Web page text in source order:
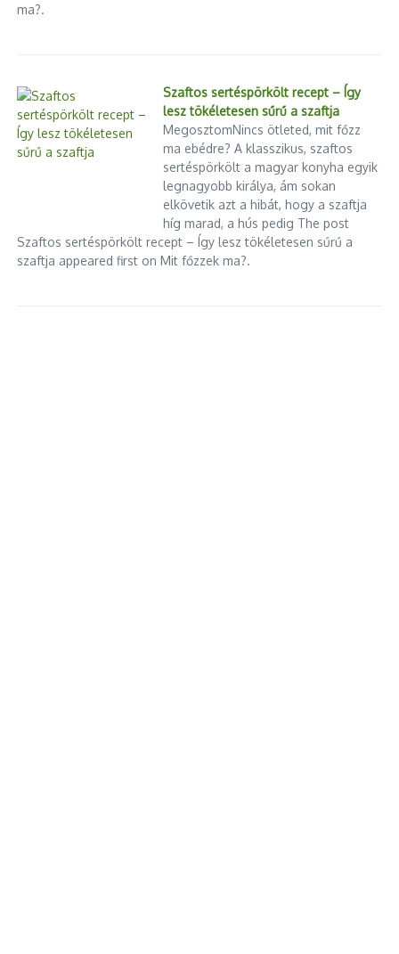
ma?.
Szaftos sertéspörkölt recept – Így
lesz tökéletesen sűrű a szaftja
MegosztomNincs ötleted, mit főzz
ma ebédre? A klasszikus, szaftos
sertéspörkölt a magyar konyha egyik
legnagyobb királya, ám sokan
elkövetik azt a hibát, hogy a szaftja
híg marad, a hús pedig The post
Szaftos sertéspörkölt recept – Így lesz tökéletesen sűrű a
szaftja appeared first on Mit főzzek ma?.